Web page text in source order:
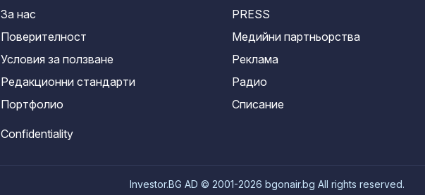
За нас
Поверителност
Условия за ползване
Редакционни стандарти
Портфолио
PRESS
Медийни партньорства
Реклама
Радио
Списание
Confidentiality
Investor.BG AD © 2001-2026 bgonair.bg All rights reserved.